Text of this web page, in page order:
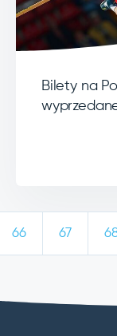
Bilety na
66 67